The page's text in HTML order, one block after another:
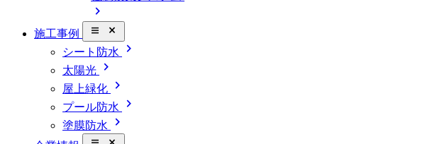
chevron_right
施工事例 close_small
シート防水 chevron_right
太陽光 chevron_right
屋上緑化 chevron_right
プール防水 chevron_right
塗膜防水 chevron_right